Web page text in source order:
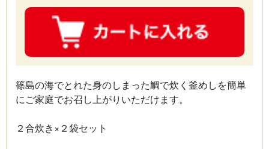
篠島の海でとれた身のしまった鯛で炊く釜めしを簡単
にご家庭でお召し上がりいただけます。
２合炊き×２袋セット